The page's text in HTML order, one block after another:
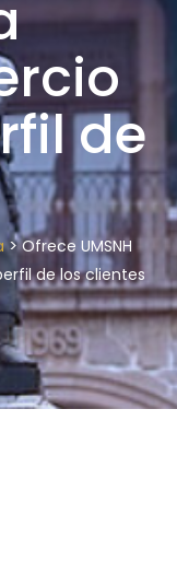
de
>Ofrece UMSNH
de los clientes